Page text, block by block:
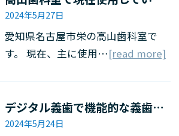
2024年5月27日
愛知県名古屋市栄の高山歯科室で
す。 現在、主に使用…[read more]
デジタル義歯で機能的な義歯を製作できます
2024年5月24日